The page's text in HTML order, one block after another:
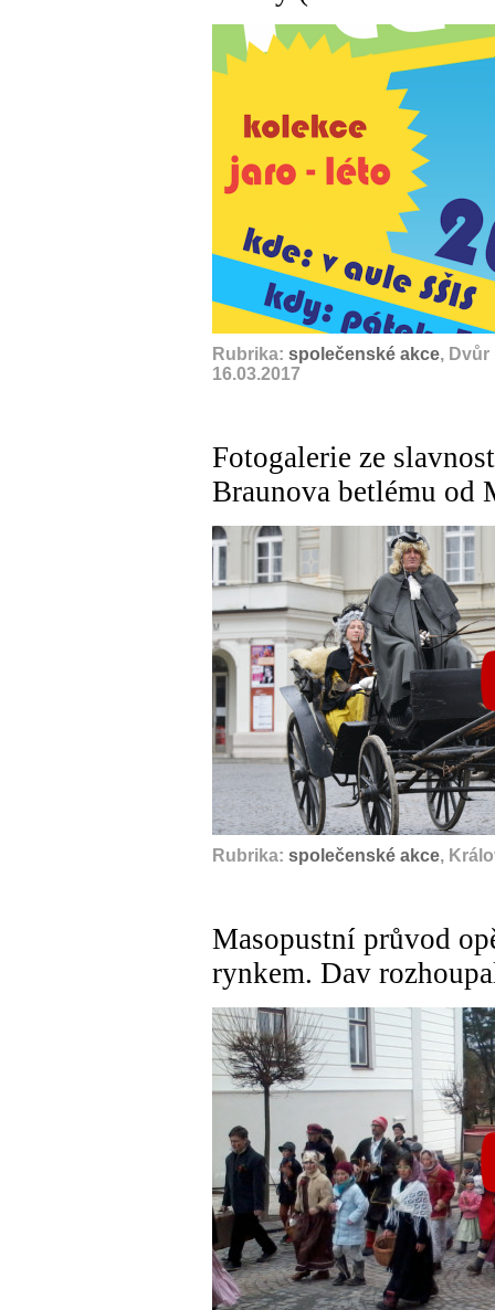
Rubrika: společenské akce, Dvůr
16.03.2017
Fotogalerie ze
Braunova betlému od
Rubrika: společenské akce,
Masopustní průvod
rynkem. Dav